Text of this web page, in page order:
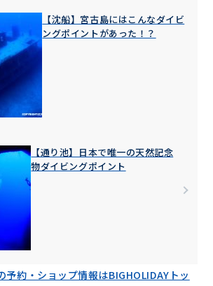
【沈船】宮古島にはこんなダイビ
ングポイントがあった！？
【通り池】日本で唯一の天然記念
物ダイビングポイント
予約・ショップ情報はBIGHOLIDAYトッ